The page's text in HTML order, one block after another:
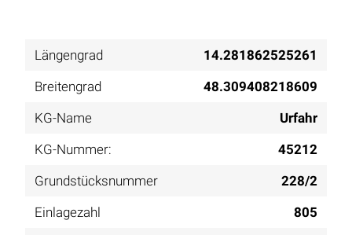
Längengrad
14.281862525261
Breitengrad
48.309408218609
KG-Name
Urfahr
KG-Nummer:
45212
Grundstücksnummer
228/2
Einlagezahl
805